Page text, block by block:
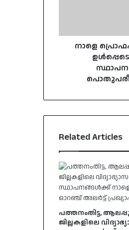
മാറ്റമില്ല
നാളെ
Related Articles
പത്തനംതിട്ട,
ജില്ലകളിലെ